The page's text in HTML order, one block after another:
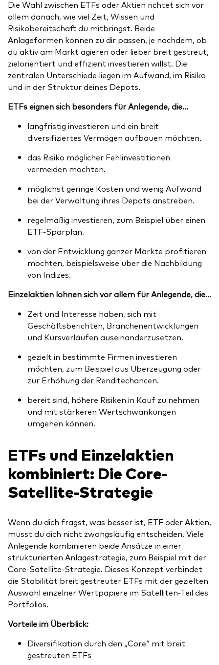
Die Wahl zwischen ETFs oder Aktien richtet sich vor
allem danach, wie viel Zeit, Wissen und
Risikobereitschaft du mitbringst. Beide
Anlageformen können zu dir passen, je nachdem, ob
du aktiv am Markt agieren oder lieber breit gestreut,
zielorientiert und effizient investieren willst. Die
zentralen Unterschiede liegen im Aufwand, im Risiko
und in der Struktur deines Depots.
ETFs eignen sich besonders für Anlegende, die...
langfristig investieren und ein breit
diversifiziertes Vermögen aufbauen möchten.
das Risiko möglicher Fehlinvestitionen
vermeiden möchten.
möglichst geringe Kosten und wenig Aufwand
bei der Verwaltung ihres Depots anstreben.
regelmäßig investieren, zum Beispiel über einen
ETF-Sparplan.
von der Entwicklung ganzer Märkte profitieren
möchten, beispielsweise über die Nachbildung
von Indizes.
Einzelaktien lohnen sich vor allem für Anlegende, die...
Zeit und Interesse haben, sich mit
Geschäftsberichten, Branchenentwicklungen
und Kursverläufen auseinanderzusetzen.
gezielt in bestimmte Firmen investieren
möchten, zum Beispiel aus Überzeugung oder
zur Erhöhung der Renditechancen.
bereit sind, höhere Risiken in Kauf zu nehmen
und mit stärkeren Wertschwankungen
umgehen können.
ETFs und Einzelaktien
kombiniert: Die Core-
Satellite-Strategie
Wenn du dich fragst, was besser ist, ETF oder Aktien,
musst du dich nicht zwangsläufig entscheiden. Viele
Anlegende kombinieren beide Ansätze in einer
strukturierten Anlagestrategie, zum Beispiel mit der
Core-Satellite-Strategie. Dieses Konzept verbindet
die Stabilität breit gestreuter ETFs mit der gezielten
Auswahl einzelner Wertpapiere im Satelliten-Teil des
Portfolios.
Vorteile im Überblick:
Diversifikation durch den „Core“ mit breit
gestreuten ETFs